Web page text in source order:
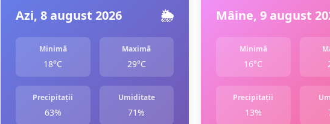
Azi, 8 august 2026 🌦️
Minimă
18°C
Maximă
29°C
Precipitații
63%
Umiditate
71%
Mâine, 9 august
Minimă
16°C
Precipitații
13%